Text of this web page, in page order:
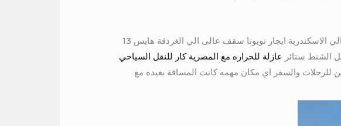
هايس 13 كرسي للايجار الي دهب هايس 13 راكب للايجار الي اسوان هايس 13 راكب للايجار الي الاسكندرية ايجار تويوتا سقف عالى الي الغردقة هايس 13
الشنط ستائر عازلة للحراره مع المصرية كار للنقل السياحي
والسفر اي مكان مهمه كانت المسافة بعيده مع